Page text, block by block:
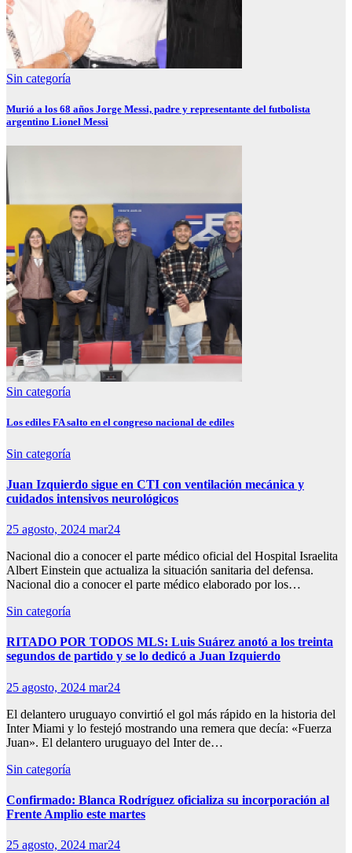
Sin categoría
Murió a los 68 años Jorge Messi, padre y representante del futbolista
argentino Lionel Messi
Sin categoría
Los ediles FA salto en el congreso nacional de ediles
Sin categoría
Juan Izquierdo sigue en CTI con ventilación mecánica y
cuidados intensivos neurológicos
25 agosto, 2024 mar24
Nacional dio a conocer el parte médico oficial del Hospital Israelita
Albert Einstein que actualiza la situación sanitaria del defensa.
Nacional dio a conocer el parte médico elaborado por los…
Sin categoría
RITADO POR TODOS MLS: Luis Suárez anotó a los treinta
segundos de partido y se lo dedicó a Juan Izquierdo
25 agosto, 2024 mar24
El delantero uruguayo convirtió el gol más rápido en la historia del
Inter Miami y lo festejó mostrando una remera que decía: «Fuerza
Juan». El delantero uruguayo del Inter de…
Sin categoría
Confirmado: Blanca Rodríguez oficializa su incorporación al
Frente Amplio este martes
25 agosto, 2024 mar24